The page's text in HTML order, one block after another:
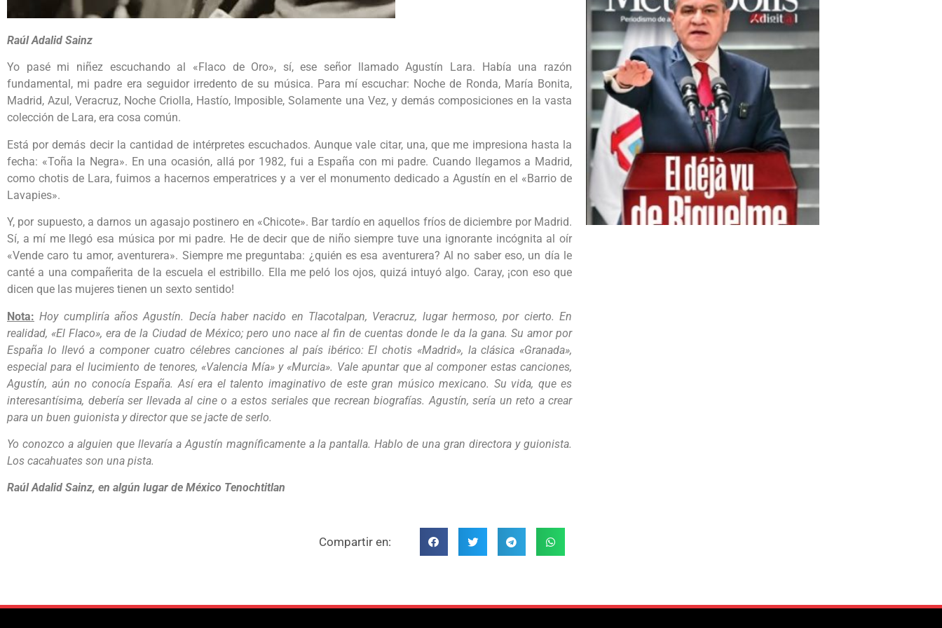
Raúl Adalid Sainz
Yo pasé mi niñez escuchando al «Flaco de Oro», sí, ese señor llamado Agustín Lara. Había una razón
fundamental, mi padre era seguidor irredento de su música. Para mí escuchar: Noche de Ronda, María Bonita,
Madrid, Azul, Veracruz, Noche Criolla, Hastío, Imposible, Solamente una Vez, y demás composiciones en la vasta
colección de Lara, era cosa común.
Está por demás decir la cantidad de intérpretes escuchados. Aunque vale citar, una, que me impresiona hasta la
fecha: «Toña la Negra». En una ocasión, allá por 1982, fui a España con mi padre. Cuando llegamos a Madrid,
como chotis de Lara, fuimos a hacernos emperatrices y a ver el monumento dedicado a Agustín en el «Barrio de
Lavapies».
Y, por supuesto, a darnos un agasajo postinero en «Chicote». Bar tardío en aquellos fríos de diciembre por Madrid.
Sí, a mí me llegó esa música por mi padre. He de decir que de niño siempre tuve una ignorante incógnita al oír
«Vende caro tu amor, aventurera». Siempre me preguntaba: ¿quién es esa aventurera? Al no saber eso, un día le
canté a una compañerita de la escuela el estribillo. Ella me peló los ojos, quizá intuyó algo. Caray, ¡con eso que
dicen que las mujeres tienen un sexto sentido!
Nota: Hoy cumpliría años Agustín. Decía haber nacido en Tlacotalpan, Veracruz, lugar hermoso, por cierto. En
realidad, «El Flaco», era de la Ciudad de México; pero uno nace al fin de cuentas donde le da la gana. Su amor por
España lo llevó a componer cuatro célebres canciones al país ibérico: El chotis «Madrid», la clásica «Granada»,
especial para el lucimiento de tenores, «Valencia Mía» y «Murcia». Vale apuntar que al componer estas canciones,
Agustín, aún no conocía España. Así era el talento imaginativo de este gran músico mexicano. Su vida, que es
interesantísima, debería ser llevada al cine o a estos seriales que recrean biografías. Agustín, sería un reto a crear
para un buen guionista y director que se jacte de serlo.
Yo conozco a alguien que llevaría a Agustín magníficamente a la pantalla. Hablo de una gran directora y guionista.
Los cacahuates son una pista.
Raúl Adalid Sainz, en algún lugar de México Tenochtitlan
Compartir en: